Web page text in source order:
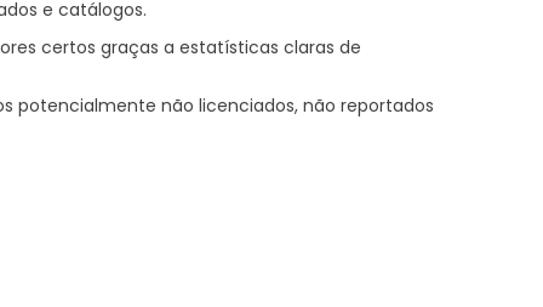
e catálogos.
certos graças a estatísticas claras de
potencialmente não licenciados, não reportados